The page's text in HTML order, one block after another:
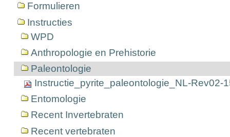
Formulieren
Instructies
WPD
Anthropologie en Prehistorie
Paleontologie
Instructie_pyrite_paleontologie_NL-Rev02-
Entomologie
Recent Invertebraten
Recent vertebraten